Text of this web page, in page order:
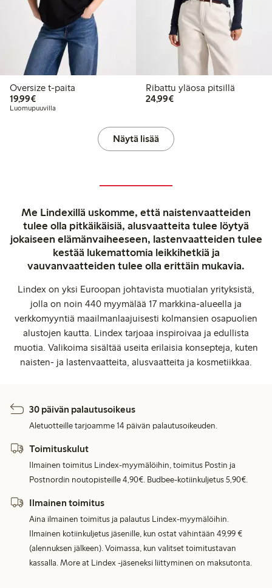
Oversize t-paita
19,99€19,99 €
Luomupuuvilla
Ribattu yläosa pitsillä
24,99€24,99 €
Näytä lisää
Me Lindexillä uskomme, että naistenvaatteiden
tulee olla pitkäikäisiä, alusvaatteita tulee löytyä
jokaiseen elämänvaiheeseen, lastenvaatteiden tulee
kestää lukemattomia leikkihetkiä ja
vauvanvaatteiden tulee olla erittäin mukavia.
Lindex on yksi Euroopan johtavista muotialan yrityksistä,
jolla on noin 440 myymälää 17 markkina-alueella ja
verkkomyyntiä maailmanlaajuisesti kolmansien osapuolien
alustojen kautta. Lindex tarjoaa inspiroivaa ja edullista
muotia. Valikoima sisältää useita erilaisia konsepteja, kuten
naisten- ja lastenvaatteita, alusvaatteita ja kosmetiikkaa.
30 päivän palautusoikeus
Aletuotteille tarjoamme 14 päivän palautusoikeuden.
Toimituskulut
Ilmainen toimitus Lindex-myymälöihin, toimitus Postin ja
Postnordin noutopisteille 4,90€. Budbee-kotiinkuljetus 5,90€.
Ilmainen toimitus
Aina ilmainen toimitus ja palautus Lindex-myymälöihin.
Ilmainen kotiinkuljetus jäsenille, kun ostat vähintään 49,99 €
(alennuksen jälkeen). Voimassa, kun valitset toimitustavan
kassalla. More at Lindex -jäseneksi liittyminen on maksutonta.